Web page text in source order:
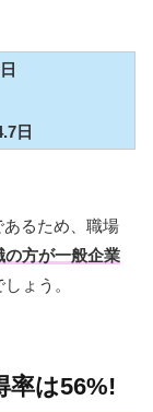
日
あるため、職場
方が一般企業
ょう。
率は56%!